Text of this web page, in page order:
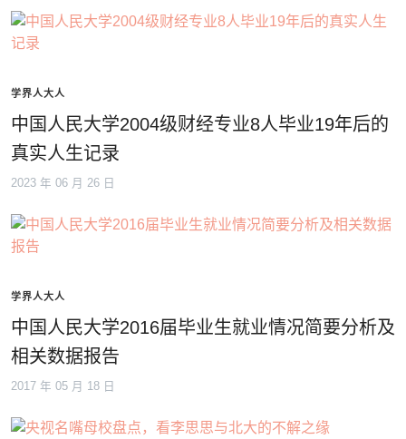
学界人大人
中国人民大学2004级财经专业8人毕业19年后的
真实人生记录
2023 年 06 月 26 日
学界人大人
中国人民大学2016届毕业生就业情况简要分析及
相关数据报告
2017 年 05 月 18 日